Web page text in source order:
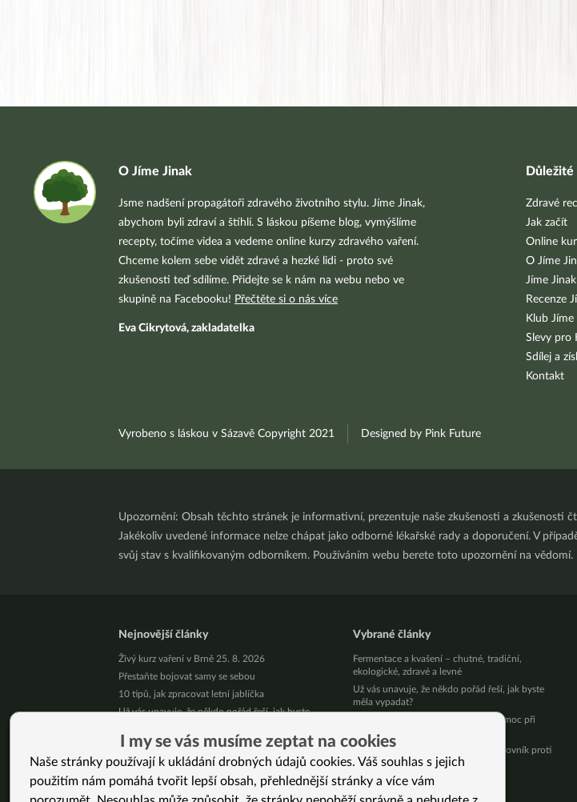
O Jíme Jinak
Jsme nadšení propagátoři zdravého životního stylu. Jíme Jinak,
abychom byli zdraví a štíhlí. S láskou píšeme blog, vymýšlíme
recepty, točíme videa a vedeme online kurzy zdravého vaření.
Chceme kolem sebe vidět zdravé a hezké lidi - proto své
zkušenosti teď sdílíme. Přidejte se k nám na webu nebo ve
skupině na Facebooku! Přečtěte si o nás více
Eva Cikrytová, zakladatelka
Důležité
Zdravé
Jak začít
Online
O Jíme
Jíme
Recenze
Klub Jíme
Slevy pro
Sdílej a
Kontakt
Vyrobeno s láskou v Sázavě Copyright 2021 Designed by Pink Future
Upozornění: Obsah těchto stránek je informativní, prezentuje naše zkušenosti a zkušenosti
Jakékoliv uvedené informace nelze chápat jako odborné lékařské rady a doporučení. V
svůj stav s kvalifikovaným odborníkem. Používáním webu berete toto upozornění na vědomí.
Nejnovější články
Živý kurz vaření v Brně 25. 8. 2026
Přestaňte bojovat samy se sebou
10 tipů, jak zpracovat letní jablíčka
Už vás unavuje, že někdo pořád řeší, jak byste
Pět kilo mít a nemít je podstatný rozdíl!
Jak podpořit své zdraví v srpnu
Nezměnila jsem jen jídelníček. Změnila jsem celý
svůj život. (Jana, 46 let)
Vybrané články
Fermentace a kvašení – chutné, tradiční,
ekologické, zdravé a levné
Už vás unavuje, že někdo pořád řeší, jak byste
měla vypadat?
Osvědčené babské rady na první pomoc při
zvracení
Vilcacora – Kočičí dráp – mocný bojovník proti
zdravotním neduhům
Moje jarní očista už začala
Faux-pas, která píše sám život
I my se vás musíme zeptat na cookies
Naše stránky používají k ukládání drobných údajů cookies. Váš souhlas s jejich
použitím nám pomáhá tvořit lepší obsah, přehlednější stránky a více vám